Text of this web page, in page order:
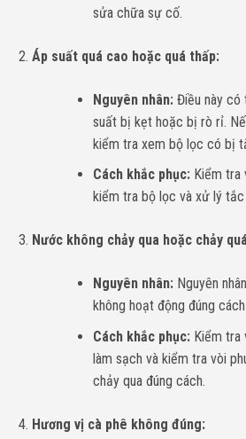
sửa chữa sự cố.
Áp suất quá cao hoặc quá thấp:
Nguyên nhân:Điều này có
suất bị kẹt hoặc bị rò rỉ.
kiểm tra xem bộ lọc có bị
Cách khắc phục:Kiểm tra
kiểm tra bộ lọc và xử lý tắc
Nước không chảy qua hoặc chảy
Nguyên nhân:Nguyên
không hoạt động đúng
Cách khắc phục:Kiểm tra
làm sạch và kiểm tra vòi
chảy qua đúng cách.
Hương vị cà phê không đúng: